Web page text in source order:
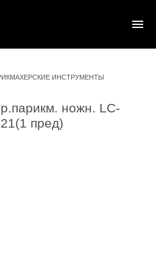
ИНСТРУМЕНТЫ
ножн. LC-
пред)